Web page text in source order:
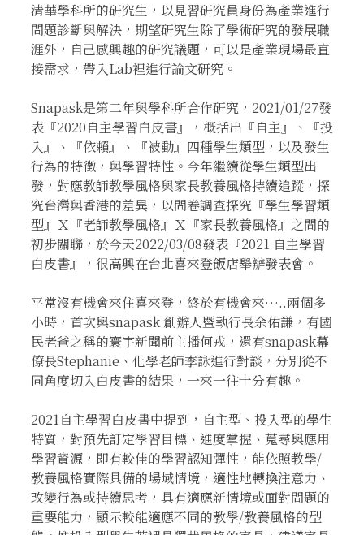
清華學科所的研究生，以見習研究員身份為產業進行
問題診斷與解決，期望研究生除了學術研究的發展職
涯外，自己感興趣的研究議題，可以是產業現場最直
接需求，帶入Lab裡進行論文研究。
Snapask是第二年與學科所合作研究，2021/01/27發
表『2020自主學習白皮書』，概括出『自主』、『投
入』、『依賴』、『被動』四種學生類型，以及發生
行為的特徵，與學習特性。今年繼續從學生類型出
發，對應教師教學風格與家長教養風格持續追蹤，探
究台灣與香港的差異，以問卷調查探究『學生學習類
型』Ｘ『老師教學風格』Ｘ『家長教養風格』之間的
初步關聯，於今天2022/03/08發表『2021 自主學習
白皮書』，很高興在台北喜來登飯店舉辦發表會。
平常沒有機會來住喜來登，終於有機會來…..兩個多
小時，首次與snapask 創辦人暨執行長余佑謙，有國
民老爸之稱的寰宇新聞前主播何戎，還有snapask幕
僚長Stephanie、化學老師李詠進行對談，分別從不
同角度切入白皮書的結果，一來一往十分有趣。
2021自主學習白皮書中提到，自主型、投入型的學生
特質，對預先訂定學習目標、進度掌握、蒐尋與應用
學習資源，即有較佳的學習認知彈性，能依照教學/
教養風格實際具備的場域情境，適性地轉換注意力、
改變行為或持續思考，具有適應新情境或面對問題的
重要能力，顯示較能適應不同的教學/教養風格的型